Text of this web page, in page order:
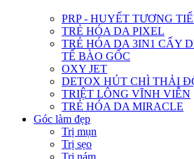
PRP - HUYẾT TƯƠNG
TRẺ HÓA DA PIXEL
TRẺ HÓA DA 3IN1 CẤY
TẾ BÀO GỐC
OXY JET
DETOX HÚT CHÌ THẢI
TRIỆT LÔNG VĨNH VIỄN
TRẺ HÓA DA MIRACLE
Góc làm đẹp
Trị mụn
Trị sẹo
Trị nám